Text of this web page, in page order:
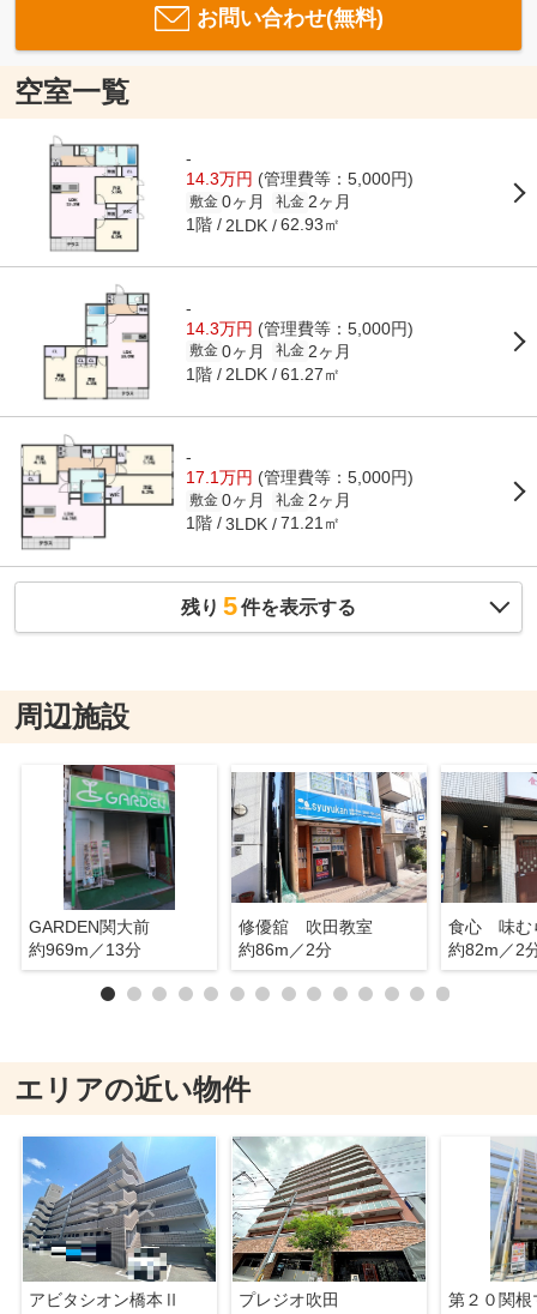
お問い合わせ(無料)
空室一覧
-
14.3万円 (管理費等：5,000円)
敷金 0ヶ月 礼金 2ヶ月
1階 2LDK 62.93㎡
-
14.3万円 (管理費等：5,000円)
敷金 0ヶ月 礼金 2ヶ月
1階 2LDK 61.27㎡
-
17.1万円 (管理費等：5,000円)
敷金 0ヶ月 礼金 2ヶ月
1階 3LDK 71.21㎡
残り 5件を表示する
周辺施設
GARDEN関大前
約969m／13分
修優舘 吹田教室
約86m／2分
食心 味む
約82m／2
エリアの近い物件
アビタシオン橋本Ⅱ
プレジオ吹田
第２０関根